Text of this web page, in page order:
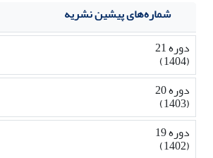
شماره‌های پیشین نشریه
دوره 21
(1404)
دوره 20
(1403)
دوره 19
(1402)